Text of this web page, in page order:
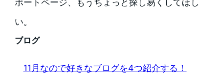
ポートページ、もうちょっと探し易くしてほし
い。
ブログ
11月なので好きなブログを4つ紹介する！